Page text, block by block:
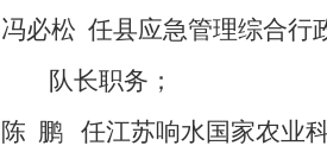
冯必松 任县应急管理综合行
队长职务；
陈 鹏
任江苏响水国家农业